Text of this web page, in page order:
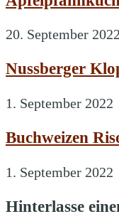
20. September 2022
Nussberger
1. September 2022
Buchweizen
1. September 2022
Hinterlasse